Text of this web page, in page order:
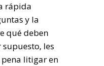
rápida
y la
qué deben
supuesto, les
litigar en